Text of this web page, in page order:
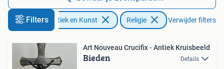
Filters Antiek en Kunst Religie Verwijder filters
Art Nouveau Crucifix - Antiek Kruisbeeld
Bieden Details